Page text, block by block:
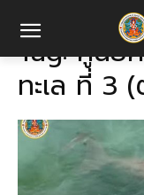
ศูนย์ศึกษาและวิจัย
Tag:ศูนย์
ทะเล ที่ 3